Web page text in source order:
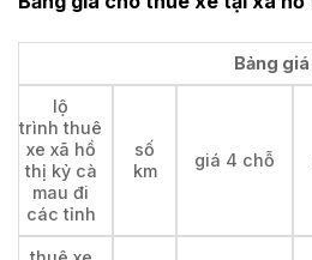
Bảng
lộ
trình thuê
xe xã hồ
thị kỷ cà
mau đi
các tỉnh
số
km
giá 4 chỗ